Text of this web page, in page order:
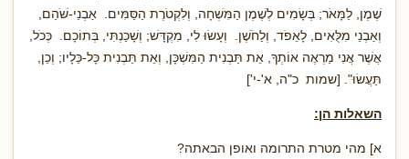
שֶׁמֶן, לַמָּאֹר; בְּשָׂמִים לְשֶׁמֶן הַמִּשְׁחָה, וְלִקְטֹרֶת הַסַּמִּים. אַבְנֵי-שֹׁהַם,
וְאַבְנֵי מִלֻּאִים, לָאֵפֹד, וְלַחֹשֶׁן. וְעָשׂוּ לִי, מִקְדָּשׁ; וְשָׁכַנְתִּי, בְּתוֹכָם. כְּכֹל,
אֲשֶׁר אֲנִי מַרְאֶה אוֹתְךָ, אֵת תַּבְנִית הַמִּשְׁכָּן, וְאֵת תַּבְנִית כָּל-כֵּלָיו; וְכֵן,
תַּעֲשׂוּ". [שמות כ"ה, א'-י']
השאלות הן:
א] מהי מטרת התרומה ואופן הבאתה?